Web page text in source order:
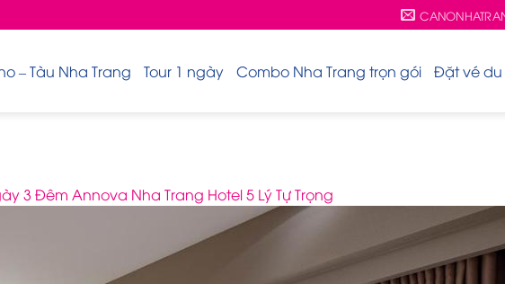
– Tàu Nha Trang Tour 1 ngày Combo Nha Trang trọn gói Đặt vé du
3 Đêm Annova Nha Trang Hotel 5 Lý Tự Trọng